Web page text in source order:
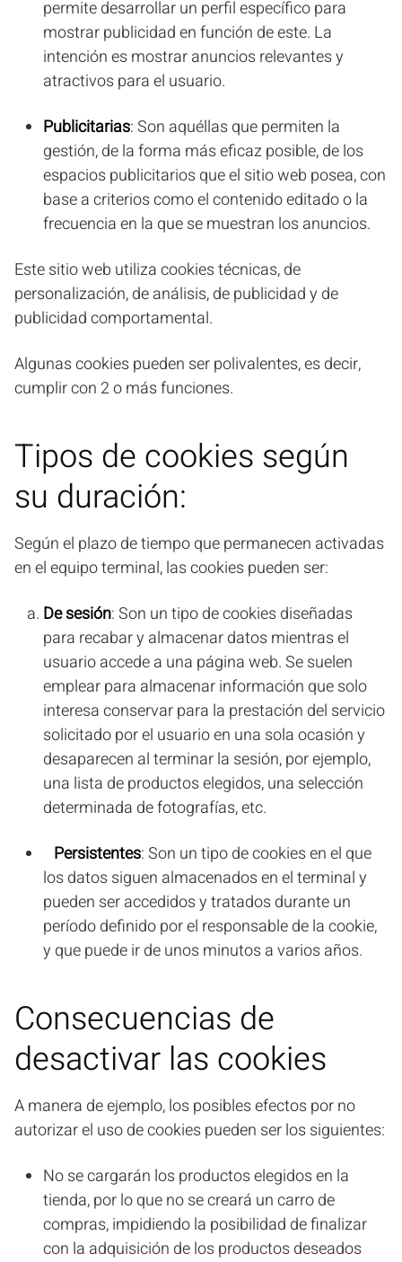
permite desarrollar un perfil específico para
mostrar publicidad en función de este. La
intención es mostrar anuncios relevantes y
atractivos para el usuario.
Publicitarias: Son aquéllas que permiten la
gestión, de la forma más eficaz posible, de los
espacios publicitarios que el sitio web posea, con
base a criterios como el contenido editado o la
frecuencia en la que se muestran los anuncios.
Este sitio web utiliza cookies técnicas, de
personalización, de análisis, de publicidad y de
publicidad comportamental.
Algunas cookies pueden ser polivalentes, es decir,
cumplir con 2 o más funciones.
Tipos de cookies según
su duración:
Según el plazo de tiempo que permanecen activadas
en el equipo terminal, las cookies pueden ser:
De sesión: Son un tipo de cookies diseñadas
para recabar y almacenar datos mientras el
usuario accede a una página web. Se suelen
emplear para almacenar información que solo
interesa conservar para la prestación del servicio
solicitado por el usuario en una sola ocasión y
desaparecen al terminar la sesión, por ejemplo,
una lista de productos elegidos, una selección
determinada de fotografías, etc.
Persistentes: Son un tipo de cookies en el que
los datos siguen almacenados en el terminal y
pueden ser accedidos y tratados durante un
período definido por el responsable de la cookie,
y que puede ir de unos minutos a varios años.
Consecuencias de
desactivar las cookies
A manera de ejemplo, los posibles efectos por no
autorizar el uso de cookies pueden ser los siguientes:
No se cargarán los productos elegidos en la
tienda, por lo que no se creará un carro de
compras, impidiendo la posibilidad de finalizar
con la adquisición de los productos deseados